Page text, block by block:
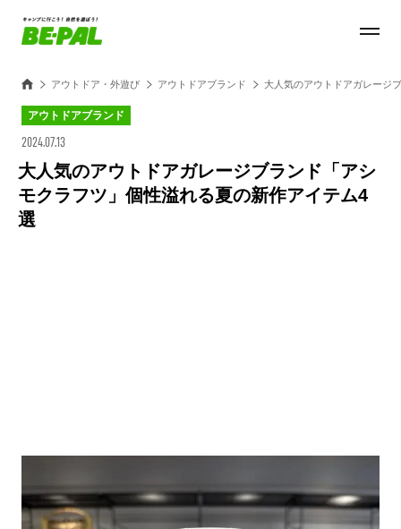
アウトドア・外遊び アウトドアブランド 大人気のアウトドアガレージ
アウトドアブランド
2024.07.13
大人気のアウトドアガレージブランド「アシ
モクラフツ」個性溢れる夏の新作アイテム4
選